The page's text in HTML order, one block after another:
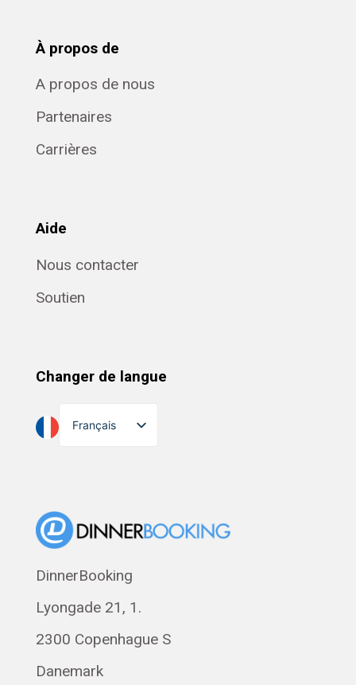
À propos de
A propos de nous
Partenaires
Carrières
Aide
Nous contacter
Soutien
Changer de langue
Français
Norsk bokmål
Polski
Svenska
Română
DinnerBooking
Lyongade 21, 1.
2300 Copenhague S
Danemark